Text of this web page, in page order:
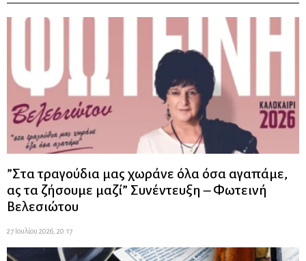
”Στα τραγούδια μας χωράνε όλα όσα αγαπάμε,
ας τα ζήσουμε μαζί” Συνέντευξη – Φωτεινή
Βελεσιώτου
27 Ιουλίου 2026, 20:17